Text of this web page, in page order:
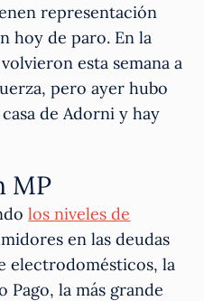
representación
hoy de paro. En la
esta semana a
pero ayer hubo
de Adorni y hay
MP
los niveles de
en las deudas
electrodomésticos, la
la más grande